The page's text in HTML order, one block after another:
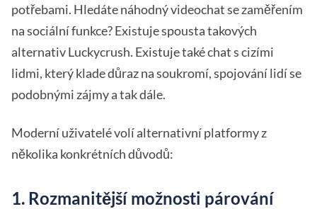
potřebami. Hledáte náhodný videochat se zaměřením
na sociální funkce? Existuje spousta takových
alternativ Luckycrush. Existuje také chat s cizími
lidmi, který klade důraz na soukromí, spojování lidí se
podobnými zájmy a tak dále.
Moderní uživatelé volí alternativní platformy z
několika konkrétních důvodů:
1. Rozmanitější možnosti párování